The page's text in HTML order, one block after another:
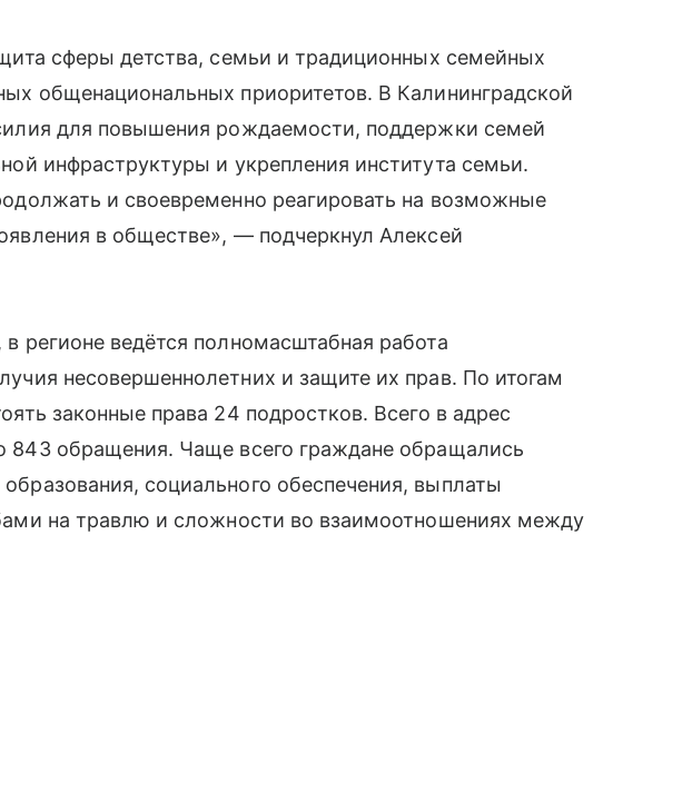
сферы детства, семьи и традиционных семейных
общенациональных приоритетов. В Калининградской
для повышения рождаемости, поддержки семей
инфраструктуры и укрепления института семьи.
и своевременно реагировать на возможные
в обществе», — подчеркнул Алексей
регионе ведётся полномасштабная работа
несовершеннолетних и защите их прав. По итогам
законные права 24 подростков. Всего в адрес
843 обращения. Чаще всего граждане обращались
социального обеспечения, выплаты
на травлю и сложности во взаимоотношениях между